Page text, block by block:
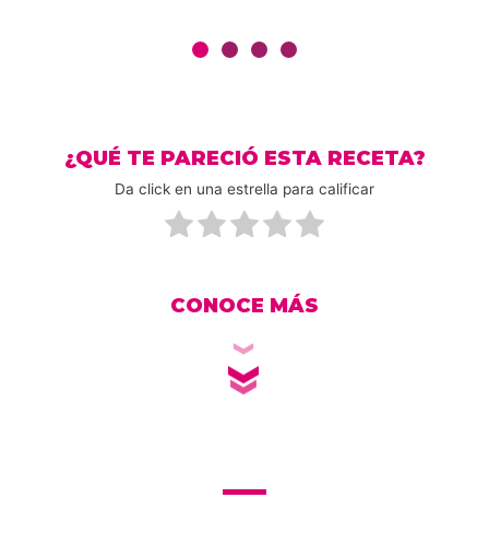
¿QUÉ TE PARECIÓ ESTA RECETA?
Da click en una estrella para calificar
CONOCE MÁS